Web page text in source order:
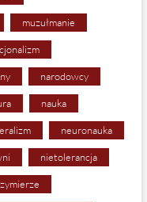
muzułmanie
narodowcy
nauka
neuronauka
nietolerancja